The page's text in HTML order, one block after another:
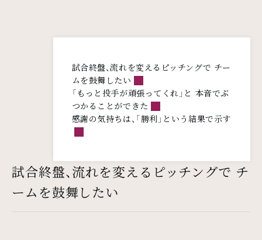
試合終盤、流れを変えるピッチングで チー
ムを鼓舞したい
「もっと投手が頑張ってくれ」と 本音でぶ
つかることができた
感謝の気持ちは、「勝利」という結果で示す
試合終盤、流れを変えるピッチングで チ
ームを鼓舞したい